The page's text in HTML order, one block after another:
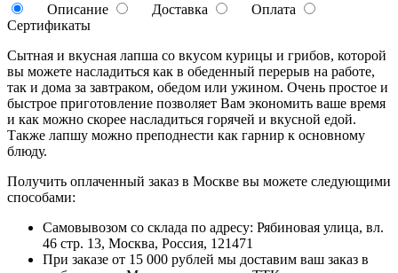
Описание
Доставка
Оплата
Сертификаты
Сытная и вкусная лапша со вкусом курицы и грибов, которой
вы можете насладиться как в обеденный перерыв на работе,
так и дома за завтраком, обедом или ужином. Очень простое и
быстрое приготовление позволяет Вам экономить ваше время
и как можно скорее насладиться горячей и вкусной едой.
Также лапшу можно преподнести как гарнир к основному
блюду.
Получить оплаченный заказ в Москве вы можете следующими
способами:
Самовывозом со склада по адресу: Рябиновая улица, вл.
46 стр. 13, Москва, Россия, 121471
При заказе от 15 000 рублей мы доставим ваш заказ в